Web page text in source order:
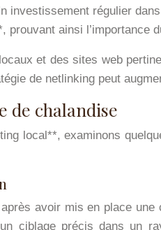
régulier
ainsi
et des sites web
de netlinking peut
de chalandise
local**, examinons
avoir mis en place
ciblage précis dans un